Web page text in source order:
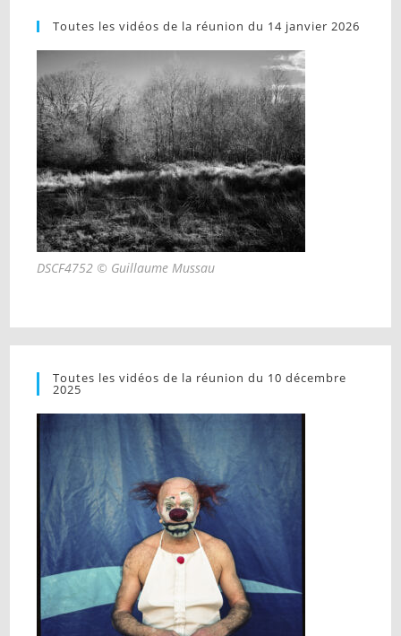
Toutes les vidéos de la réunion du 14 janvier 2026
DSCF4752 © Guillaume Mussau
Toutes les vidéos de la réunion du 10 décembre
2025